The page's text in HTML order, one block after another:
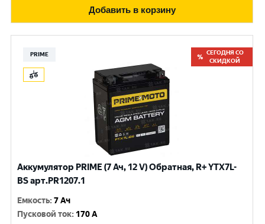
Добавить в корзину
PRIME
СЕГОДНЯ СО
СКИДКОЙ
Аккумулятор PRIME (7 Ач, 12 V) Обратная, R+ YTX7L-
BS арт.PR1207.1
Емкость:7 Ач
Пусковой ток: 170 A